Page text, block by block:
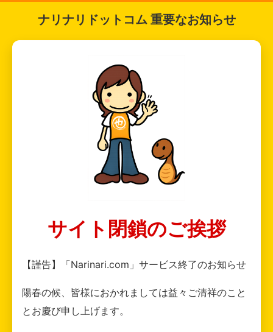
ナリナリドットコム 重要なお知らせ
サイト閉鎖のご挨拶
【謹告】「Narinari.com」サービス終了のお知らせ
陽春の候、皆様におかれましては益々ご清祥のこと
とお慶び申し上げます。